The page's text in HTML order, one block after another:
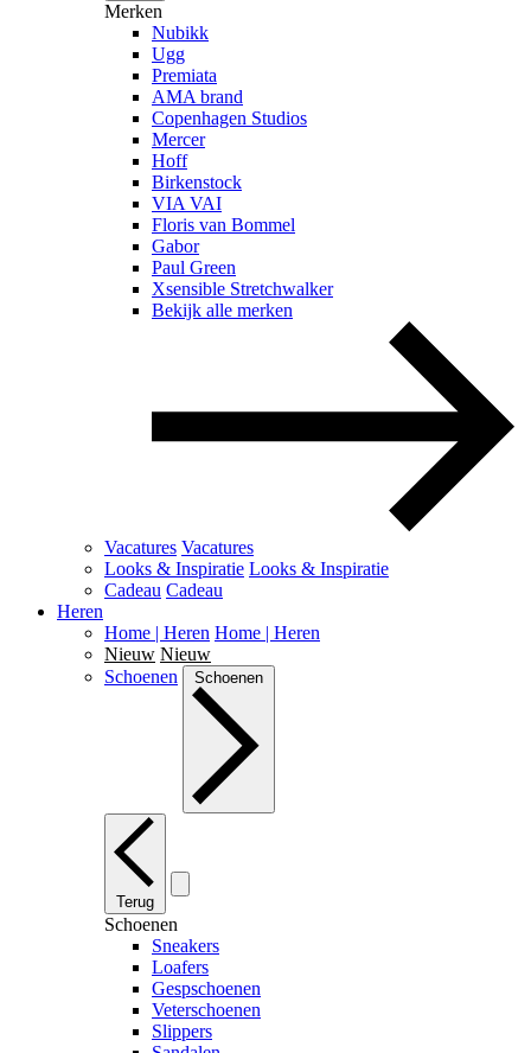
Merken
Nubikk
Ugg
Premiata
AMA brand
Copenhagen Studios
Mercer
Hoff
Birkenstock
VIA VAI
Floris van Bommel
Gabor
Paul Green
Xsensible Stretchwalker
Bekijk alle merken
Vacatures Vacatures
Looks & Inspiratie Looks & Inspiratie
Cadeau Cadeau
Heren
Home | Heren Home | Heren
Nieuw Nieuw
Schoenen
Schoenen
Terug
Schoenen
Sneakers
Loafers
Gespschoenen
Veterschoenen
Slippers